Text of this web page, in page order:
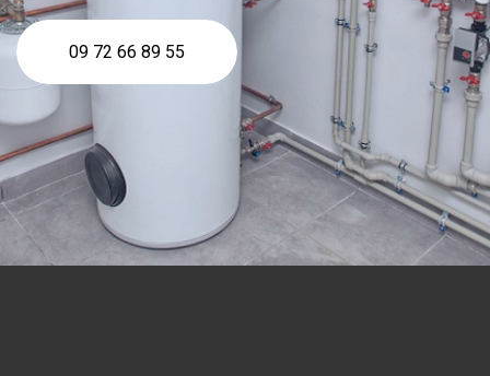
09 72 66 89 55